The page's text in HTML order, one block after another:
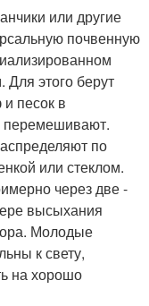
или другие
почвенную
Для этого берут
песок в
перемешивают.
по
или стеклом.
через две -
высыхания
Молодые
к свету,
на хорошо